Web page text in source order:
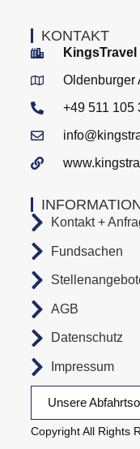
Copyright All Rights
Unsere
Kontakt +
Fundsachen
AGB
Datenschutz
Impressum
KONTAKT
Oldenburger
+49 511 105